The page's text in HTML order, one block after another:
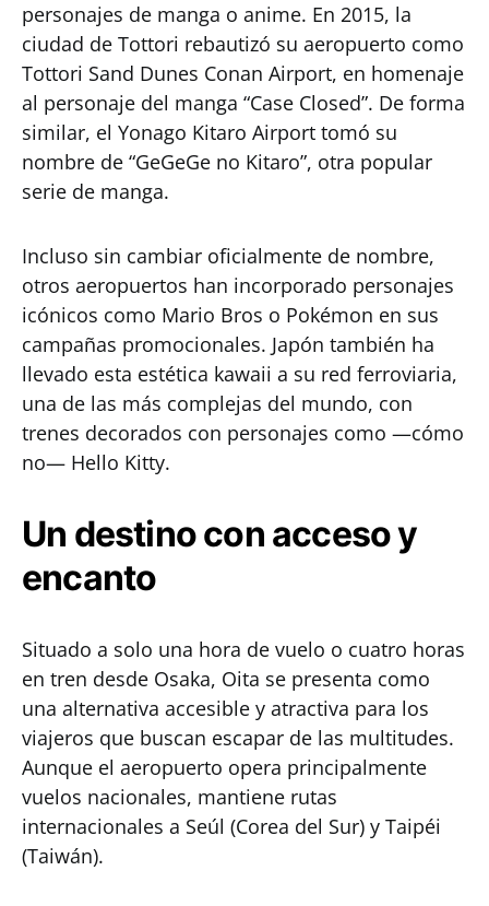
personajes de manga o anime. En 2015, la
ciudad de Tottori rebautizó su aeropuerto como
Tottori Sand Dunes Conan Airport, en homenaje
al personaje del manga “Case Closed”. De forma
similar, el Yonago Kitaro Airport tomó su
nombre de “GeGeGe no Kitaro”, otra popular
serie de manga.
Incluso sin cambiar oficialmente de nombre,
otros aeropuertos han incorporado personajes
icónicos como Mario Bros o Pokémon en sus
campañas promocionales. Japón también ha
llevado esta estética kawaii a su red ferroviaria,
una de las más complejas del mundo, con
trenes decorados con personajes como —cómo
no— Hello Kitty.
Un destino con acceso y
encanto
Situado a solo una hora de vuelo o cuatro horas
en tren desde Osaka, Oita se presenta como
una alternativa accesible y atractiva para los
viajeros que buscan escapar de las multitudes.
Aunque el aeropuerto opera principalmente
vuelos nacionales, mantiene rutas
internacionales a Seúl (Corea del Sur) y Taipéi
(Taiwán).